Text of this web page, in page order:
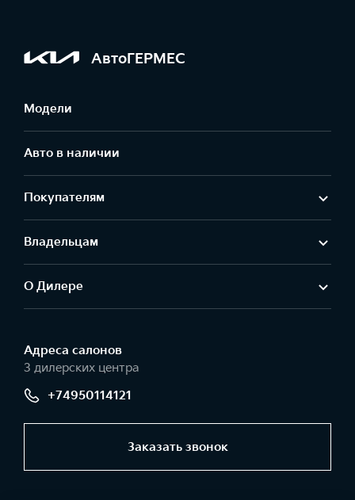
АвтоГЕРМЕС
Модели
Авто в наличии
Покупателям
Владельцам
О Дилере
Адреса салонов
3 дилерских центра
+74950114121
Заказать звонок